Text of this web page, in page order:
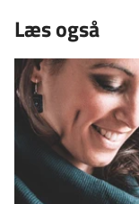
Læs også